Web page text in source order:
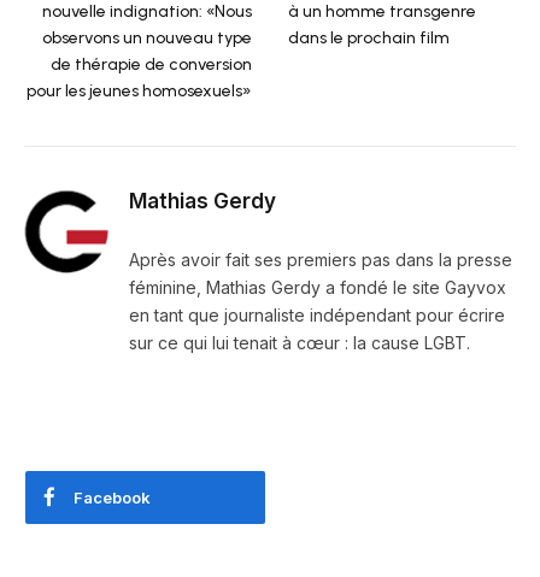
nouvelle indignation: «Nous
observons un nouveau type
de thérapie de conversion
pour les jeunes homosexuels»
à un homme transgenre
dans le prochain film
Mathias Gerdy
Après avoir fait ses premiers pas dans la presse
féminine, Mathias Gerdy a fondé le site Gayvox
en tant que journaliste indépendant pour écrire
sur ce qui lui tenait à cœur : la cause LGBT.
Facebook